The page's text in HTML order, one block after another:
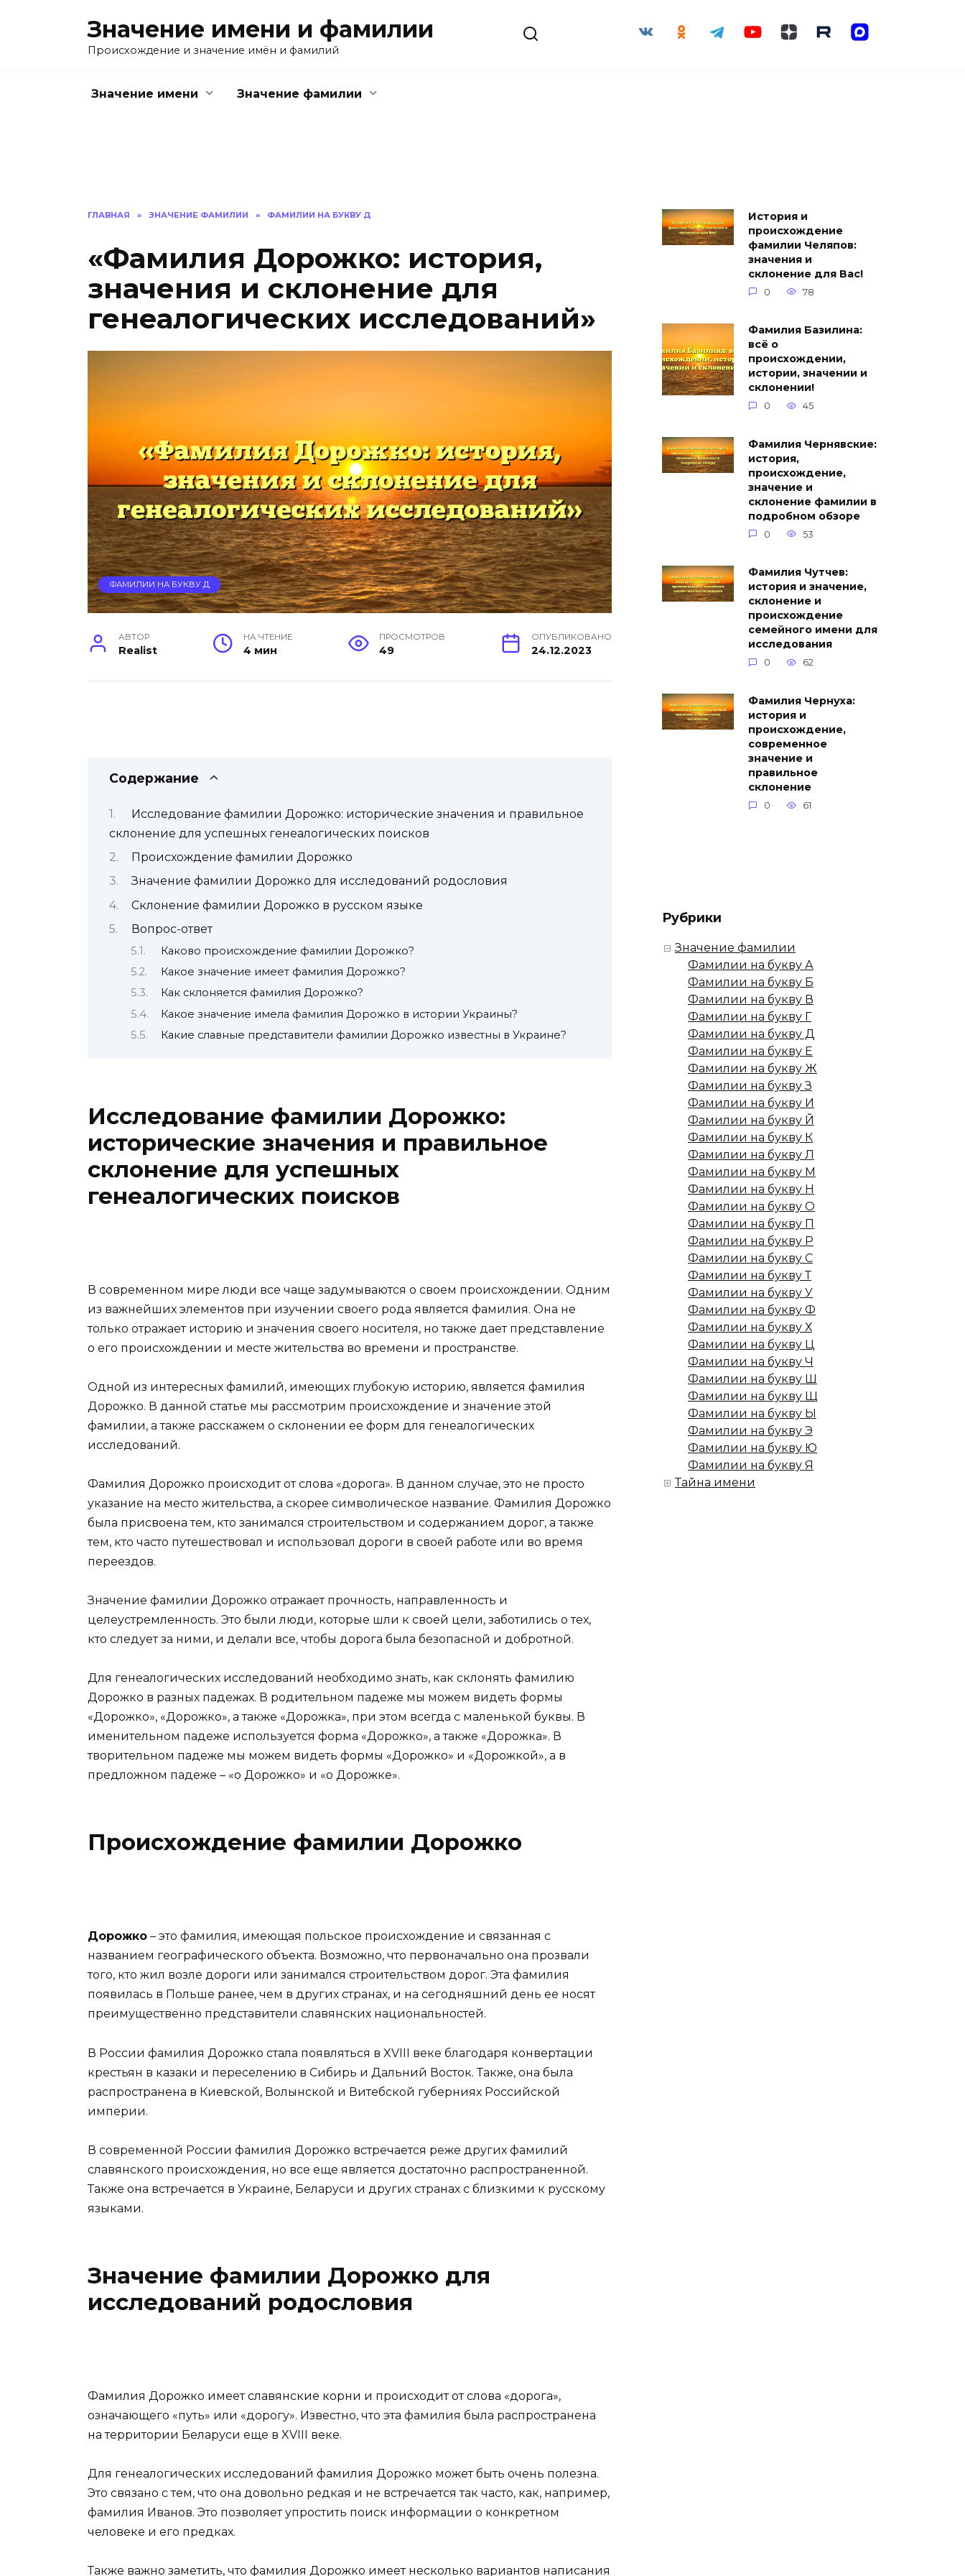
Значение имени и фамилии
Происхождение и значение имён и фамилий
Значение имени Значение фамилии
ГЛАВНАЯ » ЗНАЧЕНИЕ ФАМИЛИИ » ФАМИЛИИ НА БУКВУ Д
«Фамилия Дорожко: история,
значения и склонение для
генеалогических исследований»
ФАМИЛИИ НА БУКВУ Д
АВТОР
Realist
НА ЧТЕНИЕ
4 мин
ПРОСМОТРОВ
49
ОПУБЛИКОВАНО
24.12.2023
Содержание
Исследование фамилии Дорожко: исторические значения и правильное
склонение для успешных генеалогических поисков
Происхождение фамилии Дорожко
Значение фамилии Дорожко для исследований родословия
Склонение фамилии Дорожко в русском языке
Вопрос-ответ
Каково происхождение фамилии Дорожко?
Какое значение имеет фамилия Дорожко?
Как склоняется фамилия Дорожко?
Какое значение имела фамилия Дорожко в истории Украины?
Какие славные представители фамилии Дорожко известны в Украине?
Исследование фамилии Дорожко:
исторические значения и правильное
склонение для успешных
генеалогических поисков
В современном мире люди все чаще задумываются о своем происхождении. Одним
из важнейших элементов при изучении своего рода является фамилия. Она не
только отражает историю и значения своего носителя, но также дает представление
о его происхождении и месте жительства во времени и пространстве.
Одной из интересных фамилий, имеющих глубокую историю, является фамилия
Дорожко. В данной статье мы рассмотрим происхождение и значение этой
фамилии, а также расскажем о склонении ее форм для генеалогических
исследований.
Фамилия Дорожко происходит от слова «дорога». В данном случае, это не просто
указание на место жительства, а скорее символическое название. Фамилия Дорожко
была присвоена тем, кто занимался строительством и содержанием дорог, а также
тем, кто часто путешествовал и использовал дороги в своей работе или во время
переездов.
Значение фамилии Дорожко отражает прочность, направленность и
целеустремленность. Это были люди, которые шли к своей цели, заботились о тех,
кто следует за ними, и делали все, чтобы дорога была безопасной и добротной.
Для генеалогических исследований необходимо знать, как склонять фамилию
Дорожко в разных падежах. В родительном падеже мы можем видеть формы
«Дорожко», «Дорожко», а также «Дорожка», при этом всегда с маленькой буквы. В
именительном падеже используется форма «Дорожко», а также «Дорожка». В
творительном падеже мы можем видеть формы «Дорожко» и «Дорожкой», а в
предложном падеже – «о Дорожко» и «о Дорожке».
Происхождение фамилии Дорожко
Дорожко – это фамилия, имеющая польское происхождение и связанная с
названием географического объекта. Возможно, что первоначально она прозвали
того, кто жил возле дороги или занимался строительством дорог. Эта фамилия
появилась в Польше ранее, чем в других странах, и на сегодняшний день ее носят
преимущественно представители славянских национальностей.
В России фамилия Дорожко стала появляться в XVIII веке благодаря конвертации
крестьян в казаки и переселению в Сибирь и Дальний Восток. Также, она была
распространена в Киевской, Волынской и Витебской губерниях Российской
империи.
В современной России фамилия Дорожко встречается реже других фамилий
славянского происхождения, но все еще является достаточно распространенной.
Также она встречается в Украине, Беларуси и других странах с близкими к русскому
языками.
Значение фамилии Дорожко для
исследований родословия
Фамилия Дорожко имеет славянские корни и происходит от слова «дорога»,
означающего «путь» или «дорогу». Известно, что эта фамилия была распространена
на территории Беларуси еще в XVIII веке.
Для генеалогических исследований фамилия Дорожко может быть очень полезна.
Это связано с тем, что она довольно редкая и не встречается так часто, как, например,
фамилия Иванов. Это позволяет упростить поиск информации о конкретном
человеке и его предках.
Также важно заметить, что фамилия Дорожко имеет несколько вариантов написания
История и
происхождение
фамилии Челяпов:
значения и
склонение для Вас!
0 78
Фамилия Базилина:
всё о
происхождении,
истории, значении и
склонении!
0 45
Фамилия Чернявские:
история,
происхождение,
значение и
склонение фамилии в
подробном обзоре
0 53
Фамилия Чутчев:
история и значение,
склонение и
происхождение
семейного имени для
исследования
0 62
Фамилия Чернуха:
история и
происхождение,
современное
значение и
правильное
склонение
0 61
Рубрики
Значение фамилии
Фамилии на букву А
Фамилии на букву Б
Фамилии на букву В
Фамилии на букву Г
Фамилии на букву Д
Фамилии на букву Е
Фамилии на букву Ж
Фамилии на букву З
Фамилии на букву И
Фамилии на букву Й
Фамилии на букву К
Фамилии на букву Л
Фамилии на букву М
Фамилии на букву Н
Фамилии на букву О
Фамилии на букву П
Фамилии на букву Р
Фамилии на букву С
Фамилии на букву Т
Фамилии на букву У
Фамилии на букву Ф
Фамилии на букву Х
Фамилии на букву Ц
Фамилии на букву Ч
Фамилии на букву Ш
Фамилии на букву Щ
Фамилии на букву Ы
Фамилии на букву Э
Фамилии на букву Ю
Фамилии на букву Я
Тайна имени